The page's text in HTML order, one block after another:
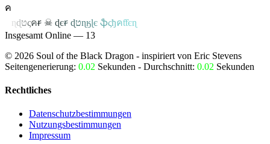
ค
ɳɖטςคꞧ ☠ ɖєꞧ ɖטɳӄɭє ֆςђคƭƭєɳ
Insgesamt Online — 13
© 2026 Soul of the Black Dragon - inspiriert von Eric Stevens
Seitengenerierung: 0.02 Sekunden - Durchschnitt: 0.02 Sekunden
Rechtliches
Datenschutzbestimmungen
Nutzungsbestimmungen
Impressum